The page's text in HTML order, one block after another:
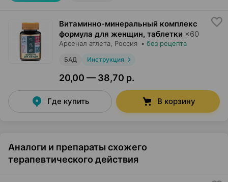
Витаминно-минеральный комплекс
формула для женщин, таблетки ×60
Арсенал атлета , Россия • без рецепта
БАД Инструкция
20,00 — 38,70 р.
Где купить В корзину
Аналоги и препараты схожего
терапевтического действия